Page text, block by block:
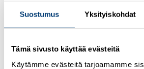
Suostumus Yksityiskohdat
Tämä sivusto käyttää evästeitä
Käytämme evästeitä tarjoamamme
verkkokauppaa